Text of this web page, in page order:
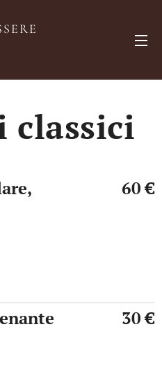
classici
60 €
30 €